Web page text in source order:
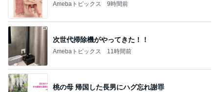
Amebaトピックス 9時間前
次世代掃除機がやってきた！！
Amebaトピックス 11時間前
桃の母 帰国した長男にハグ忘れ謝罪